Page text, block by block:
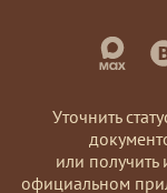
Уточнить
или
официальном